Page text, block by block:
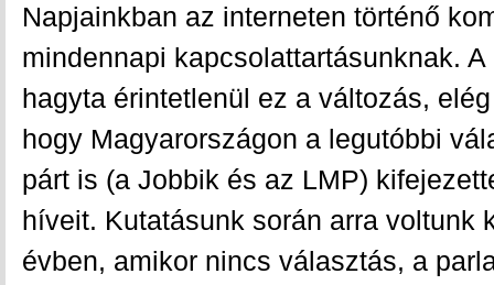
Napjainkban az interneten történő
mindennapi kapcsolattartásunknak.
hagyta érintetlenül ez a változás,
hogy Magyarországon a legutóbbi
párt is (a Jobbik és az LMP)
híveit. Kutatásunk során arra voltunk
évben, amikor nincs választás, a